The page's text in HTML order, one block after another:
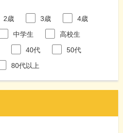
2歳 3歳
4歳
中学生
高校生
40代
50代
80代以上